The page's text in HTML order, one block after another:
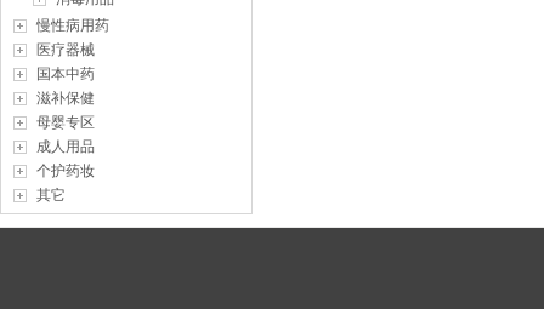
慢性病用药
医疗器械
国本中药
滋补保健
母婴专区
成人用品
个护药妆
其它